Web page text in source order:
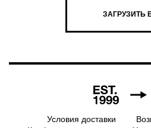
ЗАГРУЗИТЬ
Условия доставки